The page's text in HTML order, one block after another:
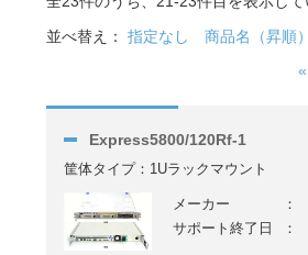
並べ替え：
指定なし 商品名（昇順）
Express5800/120Rf-1
筐体タイプ：1Uラックマウント
メーカー ：
サポート終了日
：